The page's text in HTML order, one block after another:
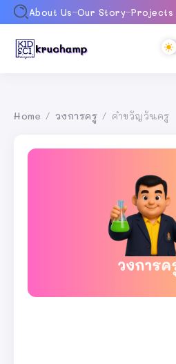
About Us Our Story Projects
Home / วงการครู / คำขวัญวันครู